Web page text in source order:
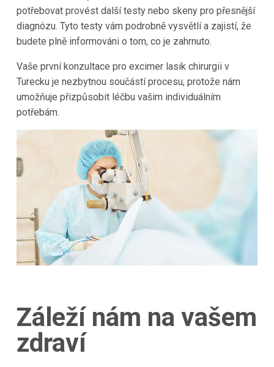
potřebovat provést další testy nebo skeny pro přesnější
diagnózu. Tyto testy vám podrobně vysvětlí a zajistí, že
budete plně informováni o tom, co je zahrnuto.
Vaše první konzultace pro excimer lasik chirurgii v
Turecku je nezbytnou součástí procesu, protože nám
umožňuje přizpůsobit léčbu vašim individuálním
potřebám.
Záleží nám na vašem
zdraví